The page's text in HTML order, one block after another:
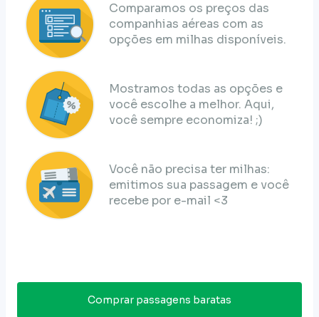
Comparamos os preços das
companhias aéreas com as
opções em milhas disponíveis.
Mostramos todas as opções e
você escolhe a melhor. Aqui,
você sempre economiza! ;)
Você não precisa ter milhas:
emitimos sua passagem e você
recebe por e-mail <3
Comprar passagens baratas